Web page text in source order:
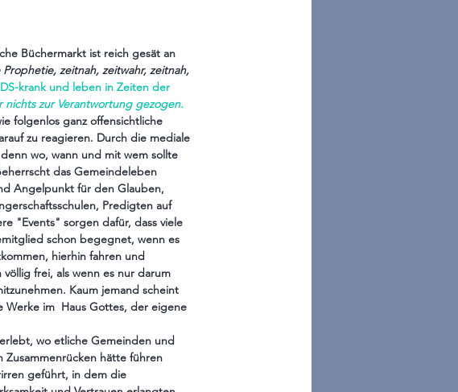
Büchermarkt ist reich gesät an
Prophetie, zeitnah, zeitwahr, zeitnah,
krank und leben in Zeiten der
zur Verantwortung gezogen.
folgenlos ganz offensichtliche
zu reagieren. Durch die mediale
wo, wann und mit wem sollte
das Gemeindeleben
Angelpunkt für den Glauben,
Predigten auf
"Events" sorgen dafür, dass viele
schon begegnet, wenn es
hierhin fahren und
frei, als wenn es nur darum
Kaum jemand scheint
im  Haus Gottes, der eigene
wo etliche Gemeinden und
Zusammenrücken hätte führen
geführt, in dem die